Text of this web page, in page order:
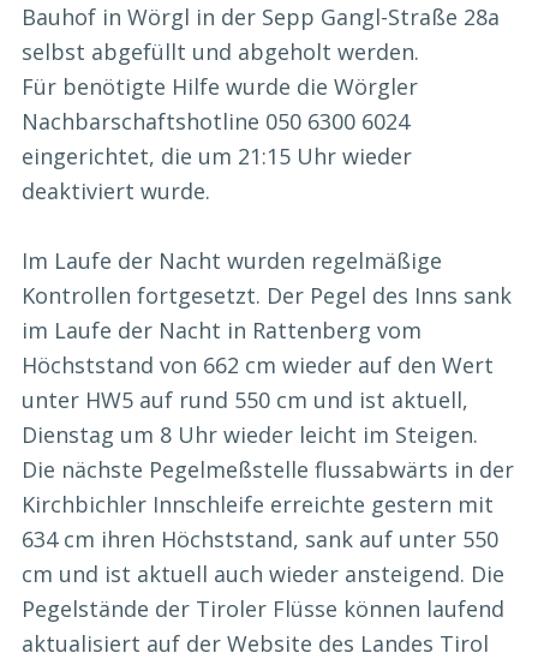
Bauhof in Wörgl in der Sepp Gangl-Straße 28a
selbst abgefüllt und abgeholt werden.
Für benötigte Hilfe wurde die Wörgler
Nachbarschaftshotline 050 6300 6024
eingerichtet, die um 21:15 Uhr wieder
deaktiviert wurde.
Im Laufe der Nacht wurden regelmäßige
Kontrollen fortgesetzt. Der Pegel des Inns sank
im Laufe der Nacht in Rattenberg vom
Höchststand von 662 cm wieder auf den Wert
unter HW5 auf rund 550 cm und ist aktuell,
Dienstag um 8 Uhr wieder leicht im Steigen.
Die nächste Pegelmeßstelle flussabwärts in der
Kirchbichler Innschleife erreichte gestern mit
634 cm ihren Höchststand, sank auf unter 550
cm und ist aktuell auch wieder ansteigend. Die
Pegelstände der Tiroler Flüsse können laufend
aktualisiert auf der Website des Landes Tirol